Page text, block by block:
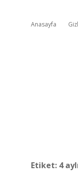
Anasayfa
Etiket: 4